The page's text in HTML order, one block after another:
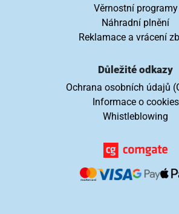
Věrnostní programy
Náhradní plnění
Reklamace a vrácení
Důležité odkazy
Ochrana osobních údajů
Informace o cookies
Whistleblowing